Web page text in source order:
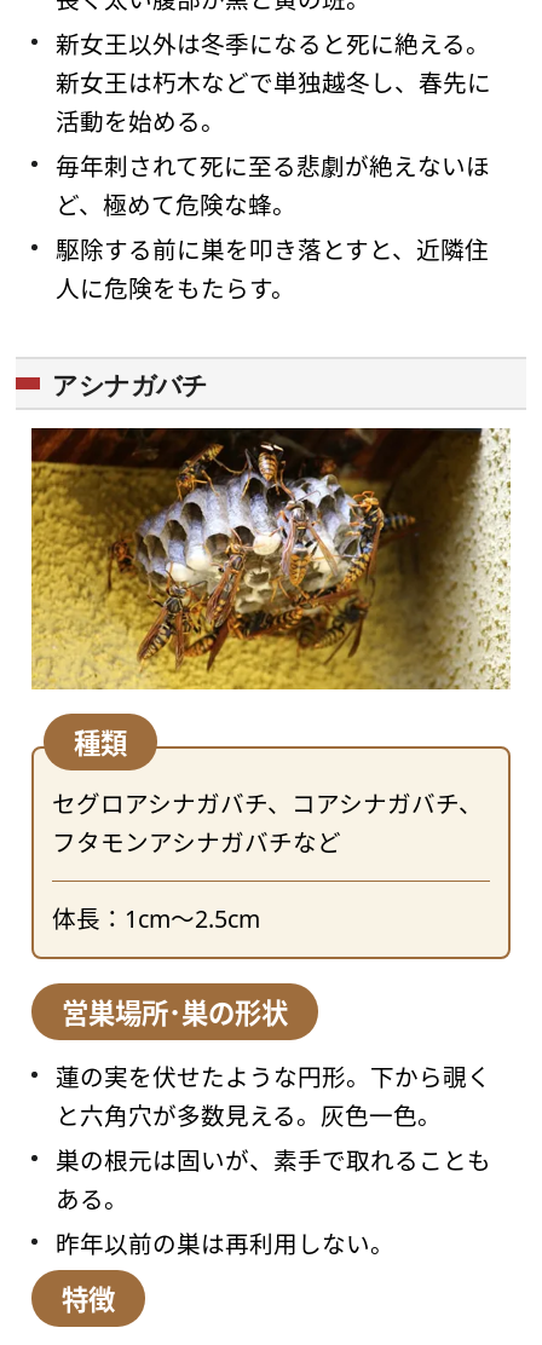
新女王以外は冬季になると死に絶える。
新女王は朽木などで単独越冬し、春先に
活動を始める。
毎年刺されて死に至る悲劇が絶えないほ
ど、極めて危険な蜂。
駆除する前に巣を叩き落とすと、近隣住
人に危険をもたらす。
アシナガバチ
種類
セグロアシナガバチ、コアシナガバチ、
フタモンアシナガバチなど
体長：1cm～2.5cm
営巣場所･巣の形状
蓮の実を伏せたような円形。下から覗く
と六角穴が多数見える。灰色一色。
巣の根元は固いが、素手で取れることも
ある。
昨年以前の巣は再利用しない。
特徴